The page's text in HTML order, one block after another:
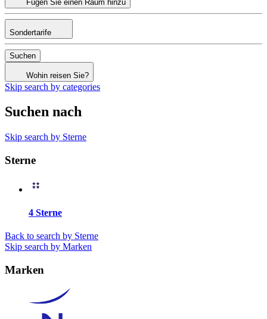
Fügen Sie einen Raum hinzu
Sondertarife
Suchen
Wohin reisen Sie?
Skip search by categories
Suchen nach
Skip search by Sterne
Sterne
4 Sterne
Back to search by Sterne
Skip search by Marken
Marken